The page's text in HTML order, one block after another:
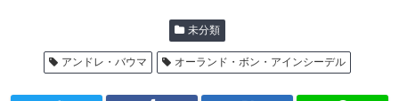
未分類
アンドレ・バウマ オーランド・ボン・アインシーデル